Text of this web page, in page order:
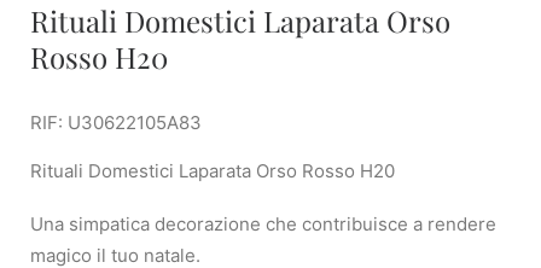
Rituali Domestici Laparata Orso
Rosso H20
RIF: U30622105A83
Rituali Domestici Laparata Orso Rosso H20
Una simpatica decorazione che contribuisce a rendere
magico il tuo natale.